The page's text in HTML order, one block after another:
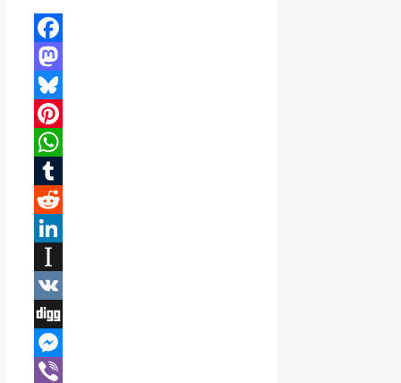
Facebook
Mastodon
Bluesky
Pinterest
WhatsApp
Tumblr
Reddit
Instapaper
VK
Digg
Messenger